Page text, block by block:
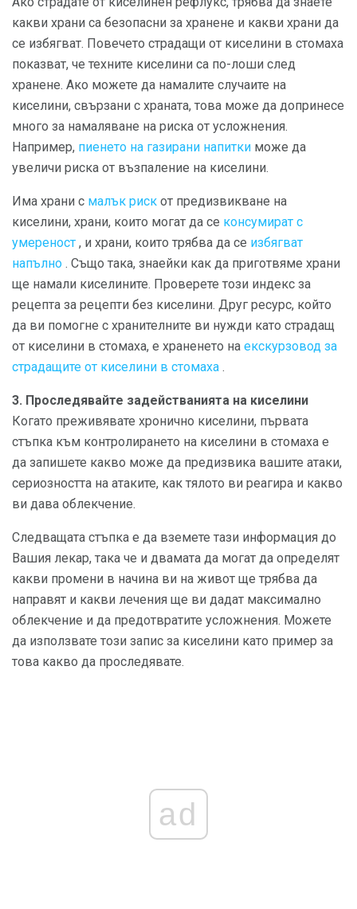
какви храни са безопасни за хранене и какви храни да
се избягват. Повечето страдащи от киселини в стомаха
показват, че техните киселини са по-лоши след
хранене. Ако можете да намалите случаите на
киселини, свързани с храната, това може да допринесе
много за намаляване на риска от усложнения.
Например, пиенето на газирани напитки може да
увеличи риска от възпаление на киселини.
Има храни с малък риск от предизвикване на
киселини, храни, които могат да се консумират с
умереност , и храни, които трябва да се избягват
напълно . Също така, знаейки как да приготвяме храни
ще намали киселините. Проверете този индекс за
рецепта за рецепти без киселини. Друг ресурс, който
да ви помогне с хранителните ви нужди като страдащ
от киселини в стомаха, е храненето на екскурзовод за
страдащите от киселини в стомаха .
3. Проследявайте задействанията на киселини
Когато преживявате хронично киселини, първата
стъпка към контролирането на киселини в стомаха е
да запишете какво може да предизвика вашите атаки,
сериозността на атаките, как тялото ви реагира и какво
ви дава облекчение.
Следващата стъпка е да вземете тази информация до
Вашия лекар, така че и двамата да могат да определят
какви промени в начина ви на живот ще трябва да
направят и какви лечения ще ви дадат максимално
облекчение и да предотвратите усложнения. Можете
да използвате този запис за киселини като пример за
това какво да проследявате.
ad